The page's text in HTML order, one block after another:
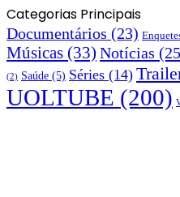
Categorias Principais
Documentários (23)
Músicas (33) Notícias
(2) Saúde (5) Séries (14)
UOLTUBE (200)